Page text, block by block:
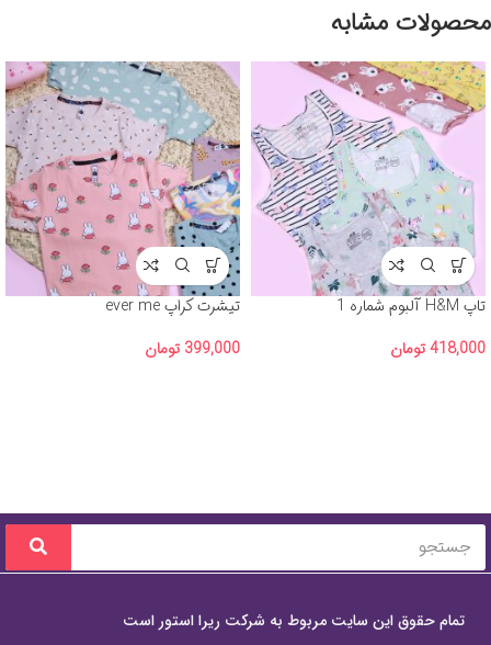
محصولات مشابه
تاپ H&M آلبوم شماره 1
418,000تومان
تیشرت کراپ ever me
399,000 تومان
تمام حقوق این سایت مربوط به شرکت ریرا استور است